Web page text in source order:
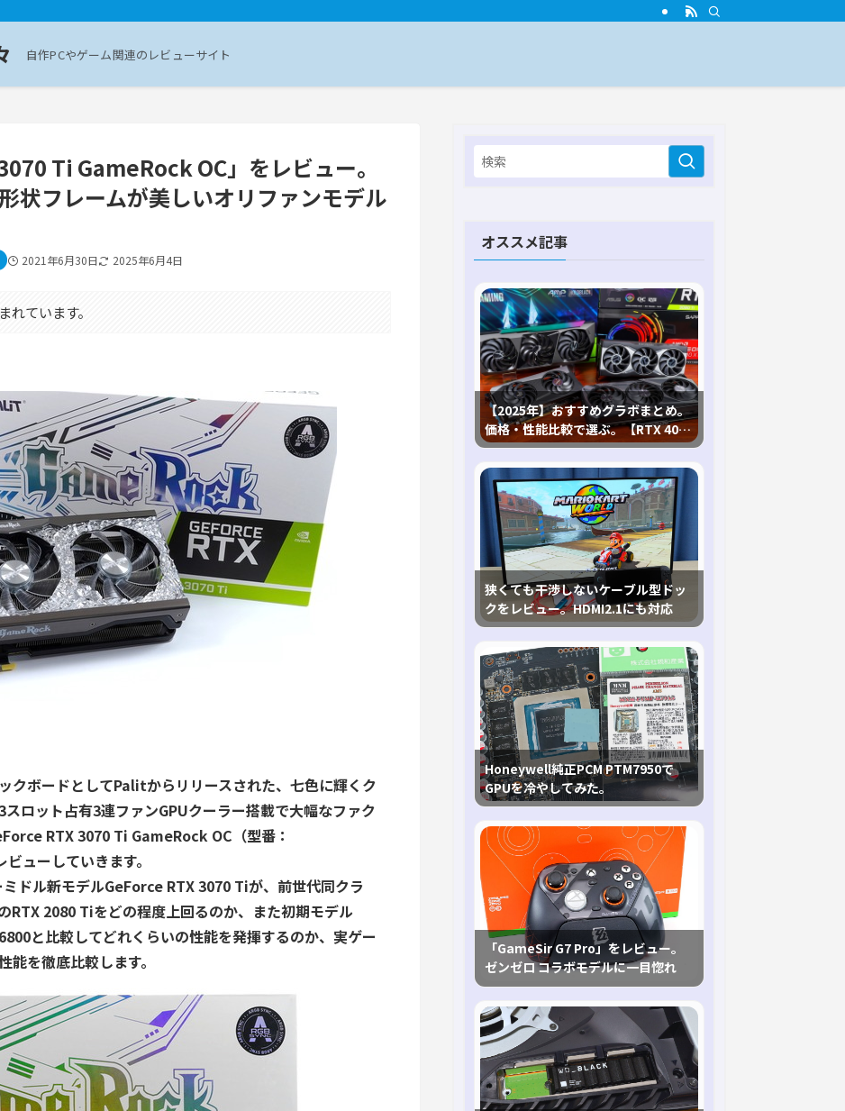
自作PCやゲーム関連のレビューサイト
Ti GameRock OC」をレビュー。
状フレームが美しいオリファンモデル
2021年6月30日 2025年6月4日
れています。
クボードとしてPalitからリリースされた、七色に輝くク
ロット占有3連ファンGPUクーラー搭載で大幅なファク
RTX 3070 Ti GameRock OC（型番：
ューしていきます。
ドル新モデルGeForce RTX 3070 Tiが、前世代同クラ
RTX 2080 Tiをどの程度上回るのか、また初期モデル
と比較してどれくらいの性能を発揮するのか、実ゲー
を徹底比較します。
オススメ記事
【2025年】おすすめグラボまとめ。
価格・性能比較で選ぶ。【RTX 40,
RX 7000各種に対応】
狭くても干渉しないケーブル型ドッ
クをレビュー。HDMI2.1にも対応
Honeywell純正PCM PTM7950で
GPUを冷やしてみた。
「GameSir G7 Pro」をレビュー。
ゼンゼロ コラボモデルに一目惚れ